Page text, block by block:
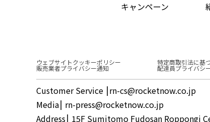
キャンペーン
ウェブサイトクッキーポリシー 特定商取引法に基
販売業者プライバシー通知 配達員プライバシ
Customer Service ⎮rn-cs@rocketnow.co.jp
Media⎮ rn-press@rocketnow.co.jp
Address⎮ 15F Sumitomo Fudosan Roppongi